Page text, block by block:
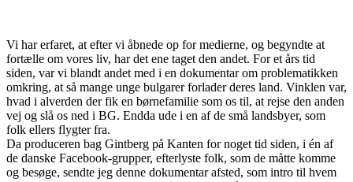
Vi har erfaret, at efter vi åbnede op for medierne, og begyndte at
fortælle om vores liv, har det ene taget den andet. For et års tid
siden, var vi blandt andet med i en dokumentar om problematikken
omkring, at så mange unge bulgarer forlader deres land. Vinklen var,
hvad i alverden der fik en børnefamilie som os til, at rejse den anden
vej og slå os ned i BG. Endda ude i en af de små landsbyer, som
folk ellers flygter fra.
Da produceren bag Gintberg på Kanten for noget tid siden, i én af
de danske Facebook-grupper, efterlyste folk, som de måtte komme
og besøge, sendte jeg denne dokumentar afsted, som intro til hvem